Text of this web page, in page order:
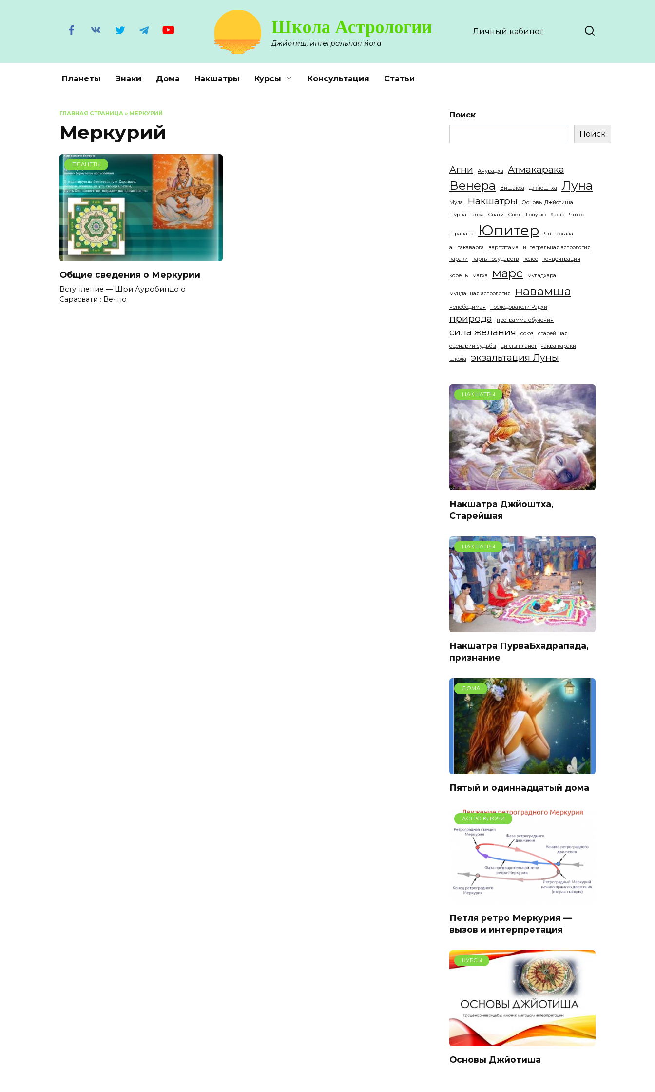
Школа Астрологии
Джйотиш, интегральная йога
Личный кабинет
Планеты Знаки Дома Накшатры Курсы Консультация Статьи
ГЛАВНАЯ СТРАНИЦА » МЕРКУРИЙ
Меркурий
ПЛАНЕТЫ
Общие сведения о Меркурии
Вступление — Шри Ауробиндо о
Сарасвати : Вечно
Поиск
Поиск
Агни Анурадха Атмакарака
Венера Вишакха Джйоштха Луна
Мула Накшатры
Основы Джйотиша
Пурвашадха
Свати Свет Триумф Хаста Читра
Шравана Юпитер Яд аргала
аштакаварга варготтама
интегральная астрология
караки
карты государств колос концентрация
корень магха марс муладхара
мунданная астрология навамша
непобедимая последователи Радхи
природа программа обучения
сила желания союз
старейшая
сценарии судьбы
циклы планет чакра караки
школа экзальтация Луны
НАКШАТРЫ
Накшатра Джйоштха,
Старейшая
НАКШАТРЫ
Накшатра ПурваБхадрапада,
признание
ДОМА
Пятый и одиннадцатый дома
АСТРО КЛЮЧИ
Петля ретро Меркурия —
вызов и интерпретация
КУРСЫ
Основы Джйотиша